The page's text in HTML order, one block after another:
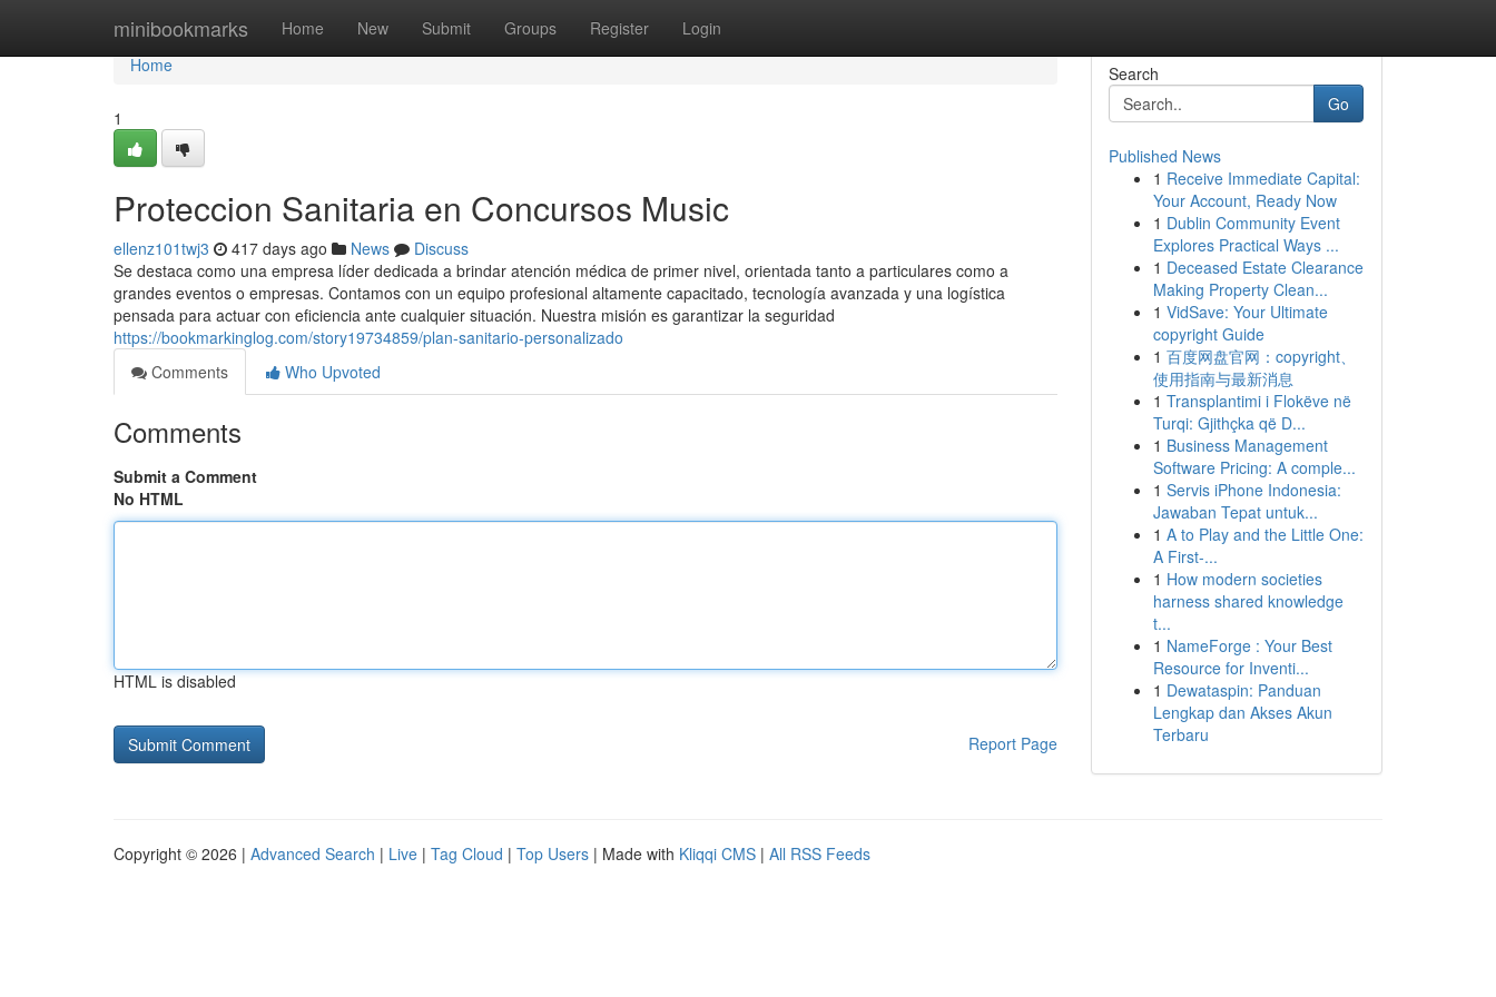
minibookmarks Home New Submit Groups Register Login
Home
Home
1
Proteccion Sanitaria en Concursos Music
ellenz101twj3 417 days ago News
Discuss
Se destaca como una empresa líder dedicada a brindar atención médica de primer nivel, orientada tanto a particulares como a
grandes eventos o empresas. Contamos con un equipo profesional altamente capacitado, tecnología avanzada y una logística
pensada para actuar con eficiencia ante cualquier situación. Nuestra misión es garantizar la seguridad
https://bookmarkinglog.com/story19734859/plan-sanitario-personalizado
Comments
Who Upvoted
Comments
Submit a Comment
No HTML
HTML is disabled
Report Page
Search
Go
Published News
1 Receive Immediate Capital:
Your Account, Ready Now
1 Dublin Community Event
Explores Practical Ways ...
1 Deceased Estate Clearance
Making Property Clean...
1 VidSave: Your Ultimate
copyright Guide
1 百度网盘官网：copyright、
使用指南与最新消息
1 Transplantimi i Flokëve në
Turqi: Gjithçka që D...
1 Business Management
Software Pricing: A comple...
1 Servis iPhone Indonesia:
Jawaban Tepat untuk...
1 A to Play and the Little One:
A First-...
1 How modern societies
harness shared knowledge
t...
1 NameForge : Your Best
Resource for Inventi...
1 Dewataspin: Panduan
Lengkap dan Akses Akun
Terbaru
Copyright © 2026 | Advanced Search | Live | Tag Cloud | Top Users | Made with Kliqqi CMS | All RSS Feeds